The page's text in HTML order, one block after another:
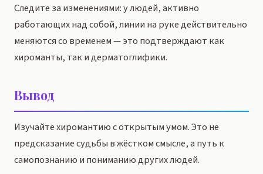
Следите за изменениями: у людей, активно
работающих над собой, линии на руке действительно
меняются со временем — это подтверждают как
хироманты, так и дерматоглифики.
Вывод
Изучайте хиромантию с открытым умом. Это не
предсказание судьбы в жёстком смысле, а путь к
самопознанию и пониманию других людей.